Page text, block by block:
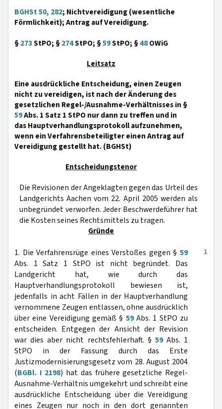
BGHSt 50, 282; Nichtvereidigung (wesentliche
Förmlichkeit); Antrag auf Vereidigung.
§273StPO; §274StPO; §59StPO; §48OWiG
Leitsatz
Eine ausdrückliche Entscheidung, einen Zeugen
nicht zu vereidigen, ist nach der Änderung des
gesetzlichen Regel-/Ausnahme-Verhältnisses in §
59Abs. 1 Satz 1 StPO nur dann zu treffen und in
das Hauptverhandlungsprotokoll aufzunehmen,
wenn ein Verfahrensbeteiligter einen Antrag auf
Vereidigung gestellt hat. (BGHSt)
Entscheidungstenor
Die Revisionen der Angeklagten gegen das Urteil des
Landgerichts Aachen vom 22. April 2005 werden als
unbegründet verworfen. Jeder Beschwerdeführer hat
die Kosten seines Rechtsmittels zu tragen.
Gründe
1
1. Die Verfahrensrüge eines Verstoßes gegen § 59
Abs. 1 Satz 1 StPO ist nicht begründet. Das
Landgericht hat, wie durch das
Hauptverhandlungsprotokoll bewiesen ist,
jedenfalls in acht Fällen in der Hauptverhandlung
vernommene Zeugen entlassen, ohne ausdrücklich
über eine Vereidigung gemäß § 59Abs. 1 StPO zu
entscheiden. Entgegen der Ansicht der Revision
war dies aber nicht rechtsfehlerhaft. § 59Abs. 1
StPO in der Fassung durch das Erste
Justizmodernisierungsgesetz vom 28. August 2004
(BGBl. I 2198) hat das frühere gesetzliche Regel-
Ausnahme-Verhältnis umgekehrt und schreibt eine
ausdrückliche Entscheidung über die Vereidigung
eines Zeugen nur noch in den dort genannten